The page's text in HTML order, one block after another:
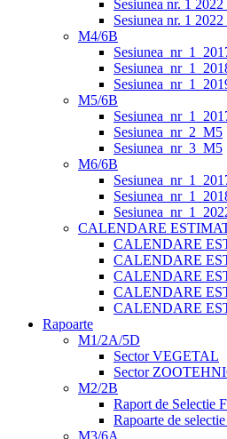
Sesiunea nr. 1
Sesiunea nr. 1
M4/6B
M5/6B
Sesiunea_nr_2_M5
Sesiunea_nr_3_M5
M6/6B
CALENDARE
CALENDARE
CALENDARE
CALENDARE
CALENDARE
CALENDARE
Rapoarte
M1/2A/5D
Sector VEGETAL
Sector
M2/2B
Raport de Selectie
Rapoarte de
M3/6A